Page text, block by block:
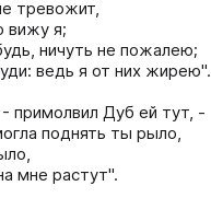
тревожит,
вижу я;
ничуть не пожалею;
ведь я от них жирею".
примолвил Дуб ей тут, -
поднять ты рыло,
мне растут".